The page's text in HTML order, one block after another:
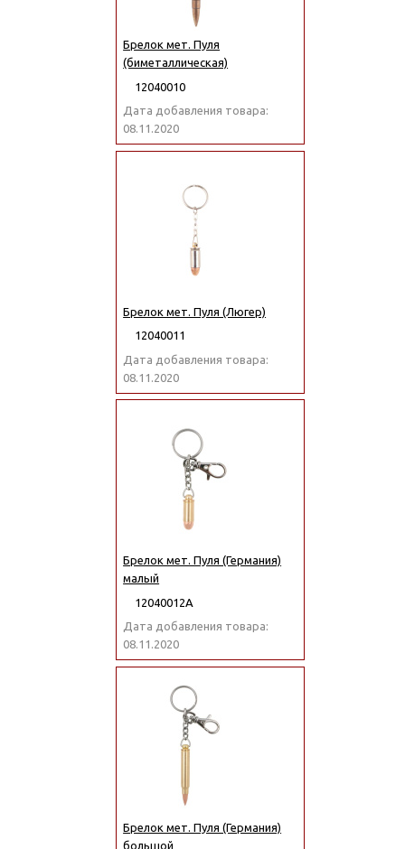
Брелок мет. Пуля
(биметаллическая)
12040010
Дата добавления товара:
08.11.2020
Брелок мет. Пуля (Люгер)
12040011
Дата добавления товара:
08.11.2020
Брелок мет. Пуля (Германия)
малый
12040012А
Дата добавления товара:
08.11.2020
Брелок мет. Пуля (Германия)
большой